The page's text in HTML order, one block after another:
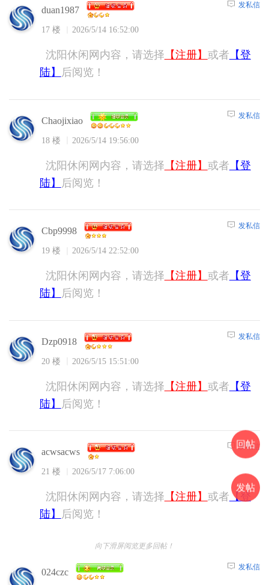
duan1987
17 楼 2026/5/14 16:52:00
发私信
沈阳休闲网内容，请选择 【注册】 或者 【登
陆】
后阅览！
Chaojixiao
18 楼 2026/5/14 19:56:00
发私信
沈阳休闲网内容，请选择 【注册】 或者 【登
陆】
后阅览！
Cbp9998
19 楼 2026/5/14 22:52:00
发私信
沈阳休闲网内容，请选择 【注册】 或者 【登
陆】
后阅览！
Dzp0918
20 楼 2026/5/15 15:51:00
发私信
沈阳休闲网内容，请选择 【注册】 或者 【登
陆】
后阅览！
acwsacws
21 楼 2026/5/17 7:06:00
发私信
沈阳休闲网内容，请选择 【注册】 或者 【登
陆】
后阅览！
向下滑屏阅览更多回帖！
024czc 发私信
回帖
发帖